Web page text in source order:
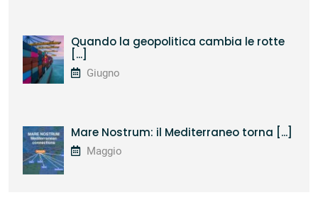
Quando la geopolitica cambia le rotte
[...]
Giugno
Mare Nostrum: il Mediterraneo torna [...]
Maggio